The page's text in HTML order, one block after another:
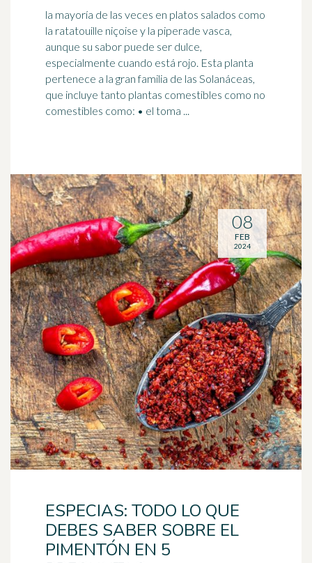
la mayoría de las veces en platos salados como
la ratatouille niçoise y la piperade vasca,
aunque su sabor puede ser dulce,
especialmente cuando está rojo. Esta planta
pertenece a la gran familia de las Solanáceas,
que incluye tanto plantas comestibles como no
comestibles como: • el toma ...
ESPECIAS: TODO LO QUE
DEBES SABER SOBRE EL
PIMENTÓN EN 5
08
FEB
2024